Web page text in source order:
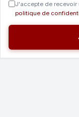
J'accepte de
politique de